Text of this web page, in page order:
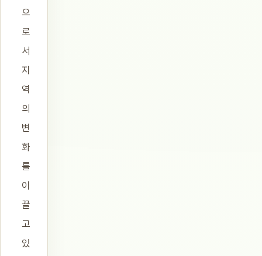
으
로
서
지
역
의
변
화
를
이
끌
고
있